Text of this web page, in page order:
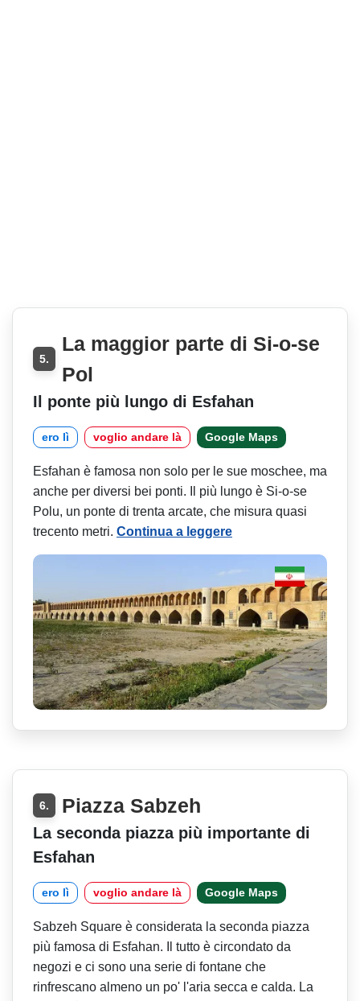
5.
La maggior parte di Si-o-se
Pol
Il ponte più lungo di Esfahan
ero lì voglio andare là Google Maps
Esfahan è famosa non solo per le sue moschee, ma
anche per diversi bei ponti. Il più lungo è Si-o-se
Polu, un ponte di trenta arcate, che misura quasi
trecento metri. Continua a leggere
6. Piazza Sabzeh
La seconda piazza più importante di
Esfahan
ero lì voglio andare là Google Maps
Sabzeh Square è considerata la seconda piazza
più famosa di Esfahan. Il tutto è circondato da
negozi e ci sono una serie di fontane che
rinfrescano almeno un po' l'aria secca e calda. La